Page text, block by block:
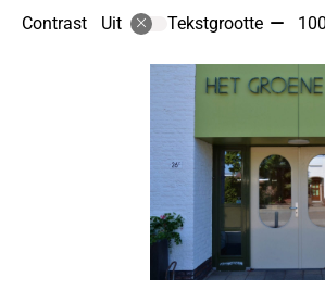
Contrast Uit Tekstgrootte Tekst
met
10%